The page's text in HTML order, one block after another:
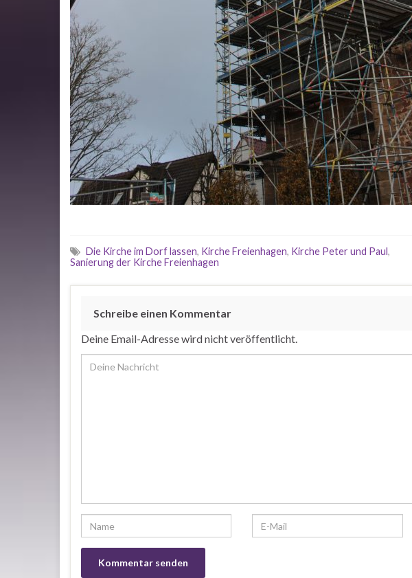
Die Kirche im Dorf lassen, Kirche Freienhagen, Kirche Peter und Paul,
Sanierung der Kirche Freienhagen
Schreibe einen Kommentar
Deine Email-Adresse wird nicht veröffentlicht.